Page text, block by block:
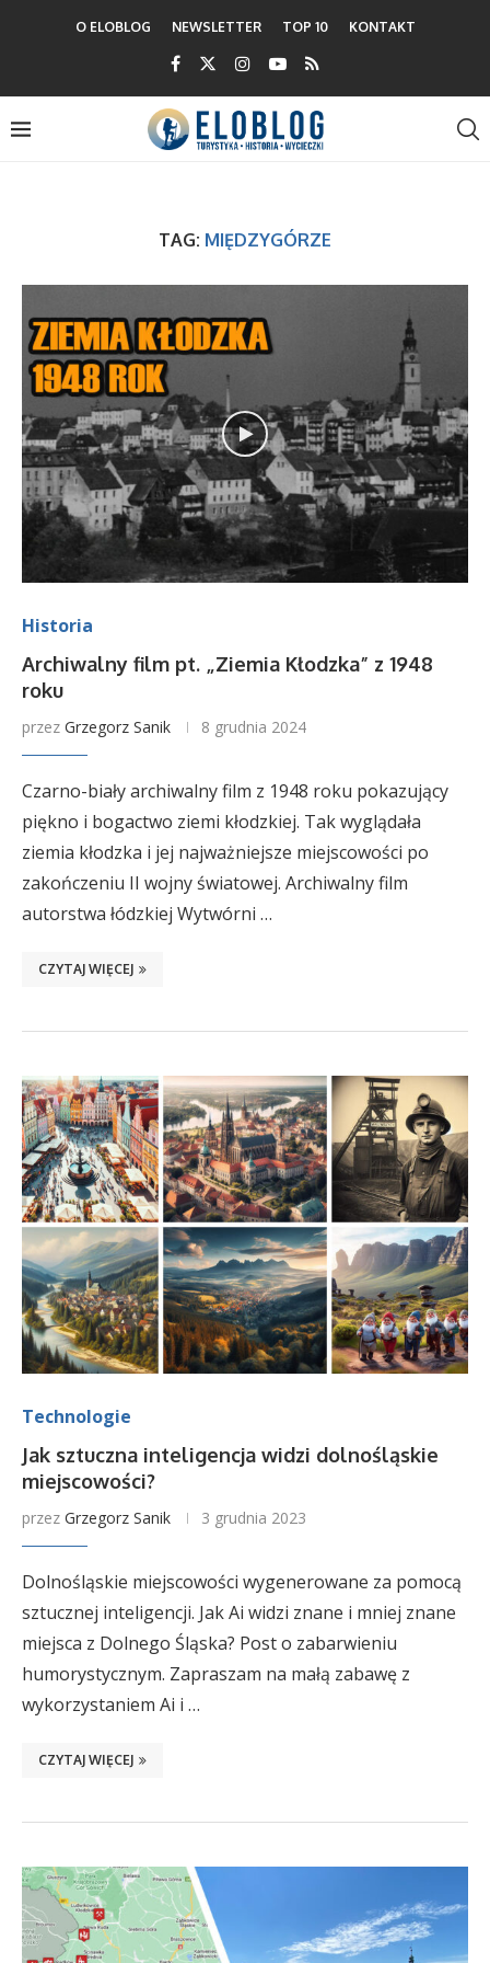
O ELOBLOG NEWSLETTER TOP 10 KONTAKT
TAG: MIĘDZYGÓRZE
Historia
Archiwalny film pt. „Ziemia Kłodzka” z 1948
roku
przez Grzegorz Sanik 8 grudnia 2024
Czarno-biały archiwalny film z 1948 roku pokazujący
piękno i bogactwo ziemi kłodzkiej. Tak wyglądała
ziemia kłodzka i jej najważniejsze miejscowości po
zakończeniu II wojny światowej. Archiwalny film
autorstwa łódzkiej Wytwórni …
CZYTAJ WIĘCEJ
Technologie
Jak sztuczna inteligencja widzi dolnośląskie
miejscowości?
przez Grzegorz Sanik 3 grudnia 2023
Dolnośląskie miejscowości wygenerowane za pomocą
sztucznej inteligencji. Jak Ai widzi znane i mniej znane
miejsca z Dolnego Śląska? Post o zabarwieniu
humorystycznym. Zapraszam na małą zabawę z
wykorzystaniem Ai i …
CZYTAJ WIĘCEJ